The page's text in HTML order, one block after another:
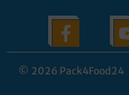
© 2026 Pack4Food24